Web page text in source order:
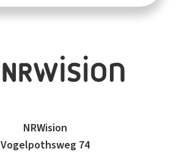
NRWision
Vogelpothsweg 74